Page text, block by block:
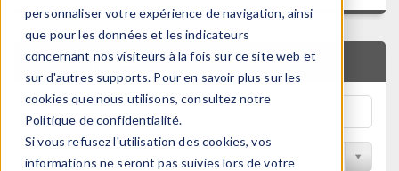
personnaliser votre expérience de navigation, ainsi
que pour les données et les indicateurs
concernant nos visiteurs à la fois sur ce site web et
sur d'autres supports. Pour en savoir plus sur les
cookies que nous utilisons, consultez notre
Politique de confidentialité.
Si vous refusez l'utilisation des cookies, vos
informations ne seront pas suivies lors de votre
RECHERCHE RAPIDE
Trier par Discipline